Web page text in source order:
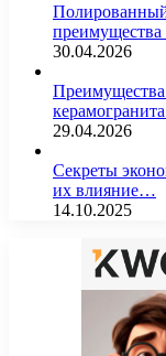
преимущества
30.04.2026
29.04.2026
Секреты
их влияние…
14.10.2025